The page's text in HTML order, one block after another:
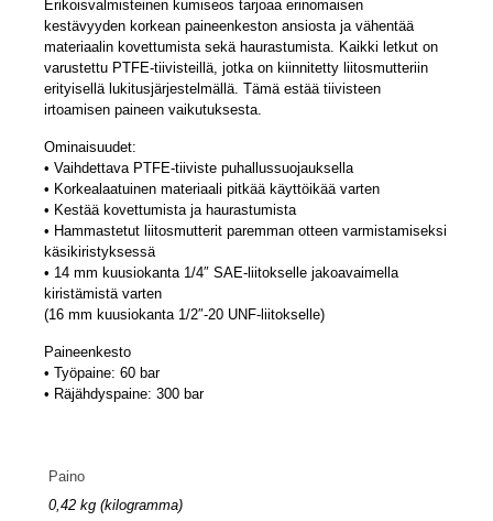
Erikoisvalmisteinen kumiseos tarjoaa erinomaisen
kestävyyden korkean paineenkeston ansiosta ja vähentää
materiaalin kovettumista sekä haurastumista. Kaikki letkut on
varustettu PTFE-tiivisteillä, jotka on kiinnitetty liitosmutteriin
erityisellä lukitusjärjestelmällä. Tämä estää tiivisteen
irtoamisen paineen vaikutuksesta.
Ominaisuudet:
• Vaihdettava PTFE-tiiviste puhallussuojauksella
• Korkealaatuinen materiaali pitkää käyttöikää varten
• Kestää kovettumista ja haurastumista
• Hammastetut liitosmutterit paremman otteen varmistamiseksi
käsikiristyksessä
• 14 mm kuusiokanta 1/4″ SAE-liitokselle jakoavaimella
kiristämistä varten
(16 mm kuusiokanta 1/2″-20 UNF-liitokselle)
Paineenkesto
• Työpaine: 60 bar
• Räjähdyspaine: 300 bar
Paino
0,42 kg (kilogramma)